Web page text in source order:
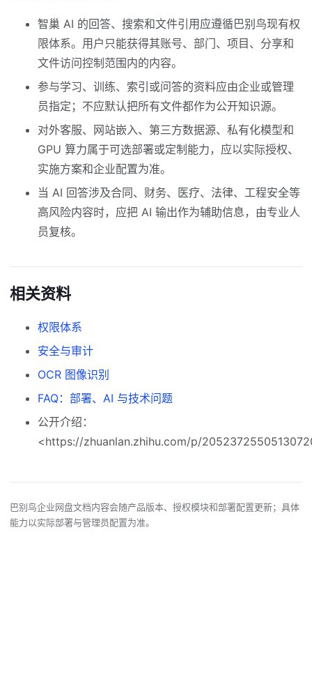
智巢 AI 的回答、搜索和文件引用应遵循巴别鸟现有权
限体系。用户只能获得其账号、部门、项目、分享和
文件访问控制范围内的内容。
参与学习、训练、索引或问答的资料应由企业或管理
员指定；不应默认把所有文件都作为公开知识源。
对外客服、网站嵌入、第三方数据源、私有化模型和
GPU 算力属于可选部署或定制能力，应以实际授权、
实施方案和企业配置为准。
当 AI 回答涉及合同、财务、医疗、法律、工程安全等
高风险内容时，应把 AI 输出作为辅助信息，由专业人
员复核。
相关资料
权限体系
安全与审计
OCR 图像识别
FAQ：部署、AI 与技术问题
公开介绍：
<https://zhuanlan.zhihu.com/p/
巴别鸟企业网盘文档内容会随产品版本、授权模块和部署配置更新；具体
能力以实际部署与管理员配置为准。